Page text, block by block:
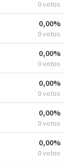
0 votos
0,00%
0 votos
0,00%
0 votos
0,00%
0 votos
0,00%
0 votos
0,00%
0 votos